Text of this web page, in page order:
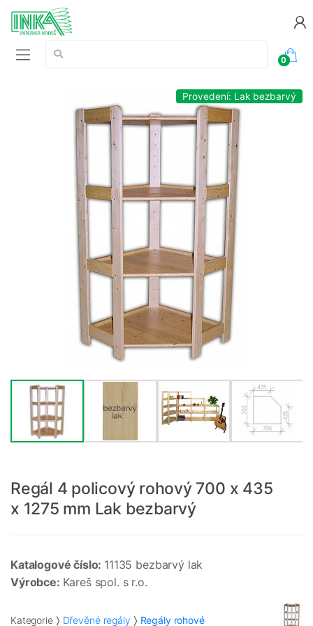
Vyhledávání:
0
Provedení: Lak bezbarvý
Regál 4 policový rohový 700 x 435
x 1275 mm Lak bezbarvý
Katalogové číslo: 11135 bezbarvý lak
Výrobce: Kareš spol. s r.o.
Kategorie Dřevěné regály Regály rohové